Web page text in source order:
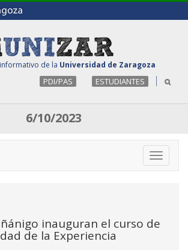
de la Universidad de Zaragoza
PDI/PAS ESTUDIANTES
6/10/2023
Toggle
inauguran el curso de
de la Experiencia